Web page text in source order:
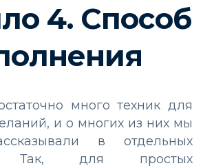
4. Способ
много техник для
и о многих из них мы
в отдельных
Так, для простых